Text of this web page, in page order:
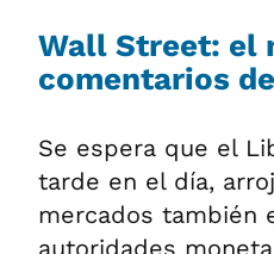
Wall Street: el
comentarios
Se espera que el
tarde en el día,
mercados también
autoridades